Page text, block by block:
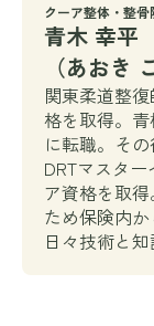
クーア整体・整
青木 幸平
（あおき
関東柔道整
格を取得。
に転職。そ
DRTマスタ
ア資格を取
ため保険内
日々技術と